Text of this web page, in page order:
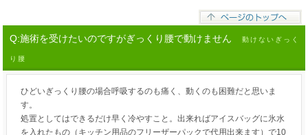
Q:施術を受けたいのですがぎっくり腰で動けません 動けないぎっく
り腰
ひどいぎっくり腰の場合呼吸するのも痛く、動くのも困難だと思いま
す。
処置としてはできるだけ早く冷やすこと。出来ればアイスバッグに氷水
を入れたもの（キッチン用品のフリーザーパックで代用出来ます）で10